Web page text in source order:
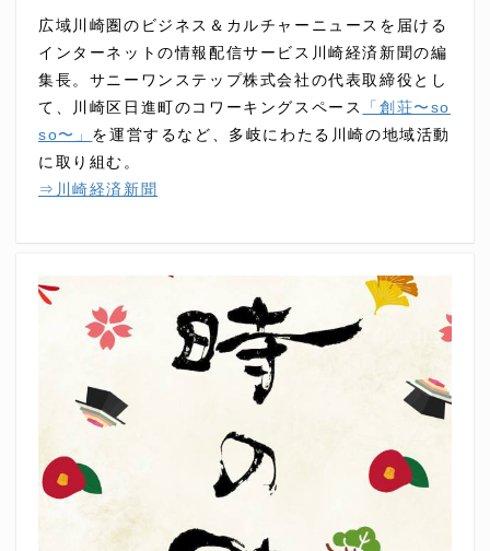
広域川崎圏のビジネス＆カルチャーニュースを届ける
インターネットの情報配信サービス川崎経済新聞の編
集長。サニーワンステップ株式会社の代表取締役とし
て、川崎区日進町のコワーキングスペース
「創荘〜so
so〜」 を運営するなど、多岐にわたる川崎の地域活動
に取り組む。
⇒川崎経済新聞